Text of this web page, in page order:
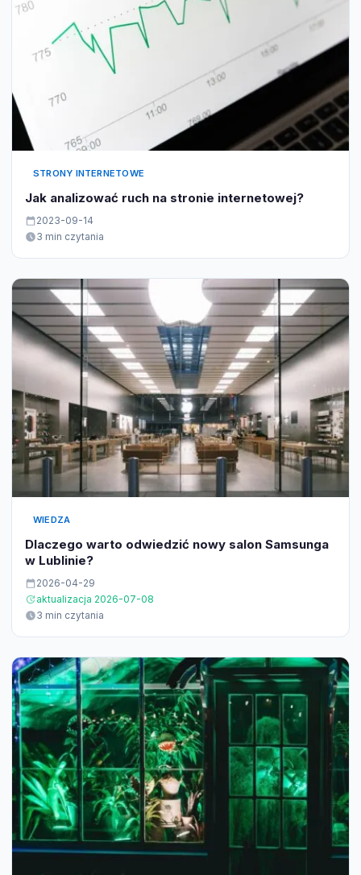
STRONY INTERNETOWE
Jak analizować ruch na stronie internetowej?
2023-09-14
3 min czytania
WIEDZA
Dlaczego warto odwiedzić nowy salon Samsunga
w Lublinie?
2026-04-29
aktualizacja 2026-07-08
3 min czytania